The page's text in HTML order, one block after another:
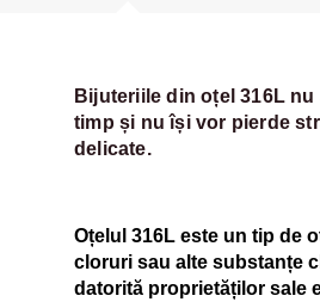
Bijuteriile din oțel 316L
timp și nu își vor pierde
delicate.
Oțelul 316L este un tip de
cloruri sau alte substanțe
datorită proprietăților sale